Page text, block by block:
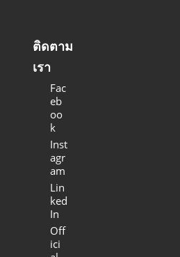
ติดตาม
เรา
Fac
eb
oo
k
Inst
agr
am
Lin
ked
In
Off
ici